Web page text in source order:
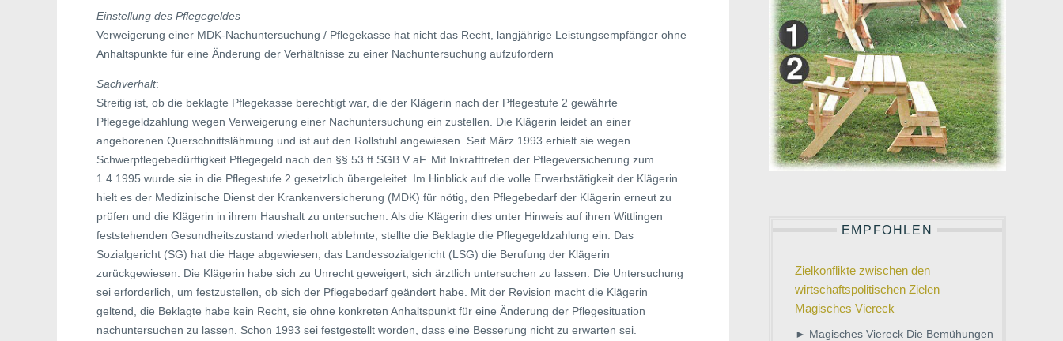
Einstellung des Pflegegeldes
Verweigerung einer MDK-Nachuntersuchung / Pflegekasse hat nicht das Recht, langjährige Leistungsempfänger ohne
Anhaltspunkte für eine Änderung der Verhältnisse zu einer Nachuntersuchung aufzufordern
Sachverhalt:
Streitig ist, ob die beklagte Pflegekasse berechtigt war, die der Klägerin nach der Pflegestufe 2 gewährte
Pflegegeldzahlung wegen Verweigerung einer Nachuntersuchung ein zustellen. Die Klägerin leidet an einer
angeborenen Querschnittslähmung und ist auf den Rollstuhl angewiesen. Seit März 1993 erhielt sie wegen
Schwerpflegebedürftigkeit Pflegegeld nach den §§ 53 ff SGB V aF. Mit Inkrafttreten der Pflegeversicherung zum
1.4.1995 wurde sie in die Pflegestufe 2 gesetzlich übergeleitet. Im Hinblick auf die volle Erwerbstätigkeit der Klägerin
hielt es der Medizinische Dienst der Krankenversicherung (MDK) für nötig, den Pflegebedarf der Klägerin erneut zu
prüfen und die Klägerin in ihrem Haushalt zu untersuchen. Als die Klägerin dies unter Hinweis auf ihren Wittlingen
feststehenden Gesundheitszustand wiederholt ablehnte, stellte die Beklagte die Pflegegeldzahlung ein. Das
Sozialgericht (SG) hat die Hage abgewiesen, das Landessozialgericht (LSG) die Berufung der Klägerin
zurückgewiesen: Die Klägerin habe sich zu Unrecht geweigert, sich ärztlich untersuchen zu lassen. Die Untersuchung
sei erforderlich, um festzustellen, ob sich der Pflegebedarf geändert habe. Mit der Revision macht die Klägerin
geltend, die Beklagte habe kein Recht, sie ohne konkreten Anhaltspunkt für eine Änderung der Pflegesituation
nachuntersuchen zu lassen. Schon 1993 sei festgestellt worden, dass eine Besserung nicht zu erwarten sei.
EMPFOHLEN
Zielkonflikte zwischen den
wirtschaftspolitischen Zielen –
Magisches Viereck
► Magisches Viereck Die Bemühungen